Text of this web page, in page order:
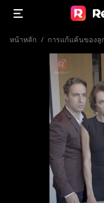
หน้าหลัก / การแก้แค้นของลู